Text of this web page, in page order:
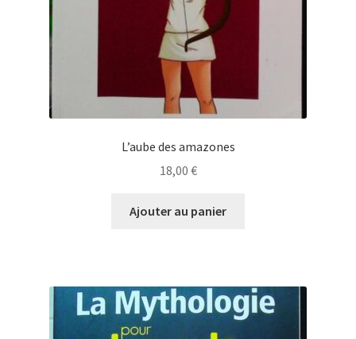
L’aube des amazones
18,00 €
Ajouter au panier